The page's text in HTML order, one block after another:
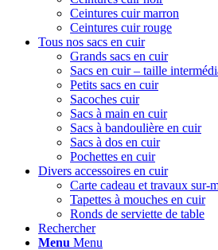
Ceintures cuir marron
Ceintures cuir rouge
Tous nos sacs en cuir
Grands sacs en cuir
Sacs en cuir – taille
Petits sacs en cuir
Sacoches cuir
Sacs à main en cuir
Sacs à bandoulière en cuir
Sacs à dos en cuir
Pochettes en cuir
Divers accessoires en cuir
Carte cadeau et travaux sur-
Tapettes à mouches en cuir
Ronds de serviette de table
Rechercher
Menu Menu